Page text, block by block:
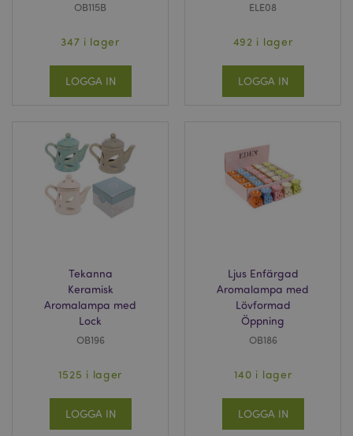
OB115B
347 i lager
LOGGA IN
ELE08
492 i lager
LOGGA IN
Tekanna
Keramisk
Aromalampa med
Lock
OB196
1525 i lager
LOGGA IN
Ljus Enfärgad
Aromalampa med
Lövformad
Öppning
OB186
140 i lager
LOGGA IN